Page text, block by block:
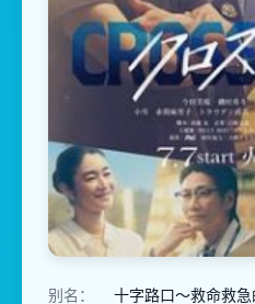
别名： 十字路口～救命救